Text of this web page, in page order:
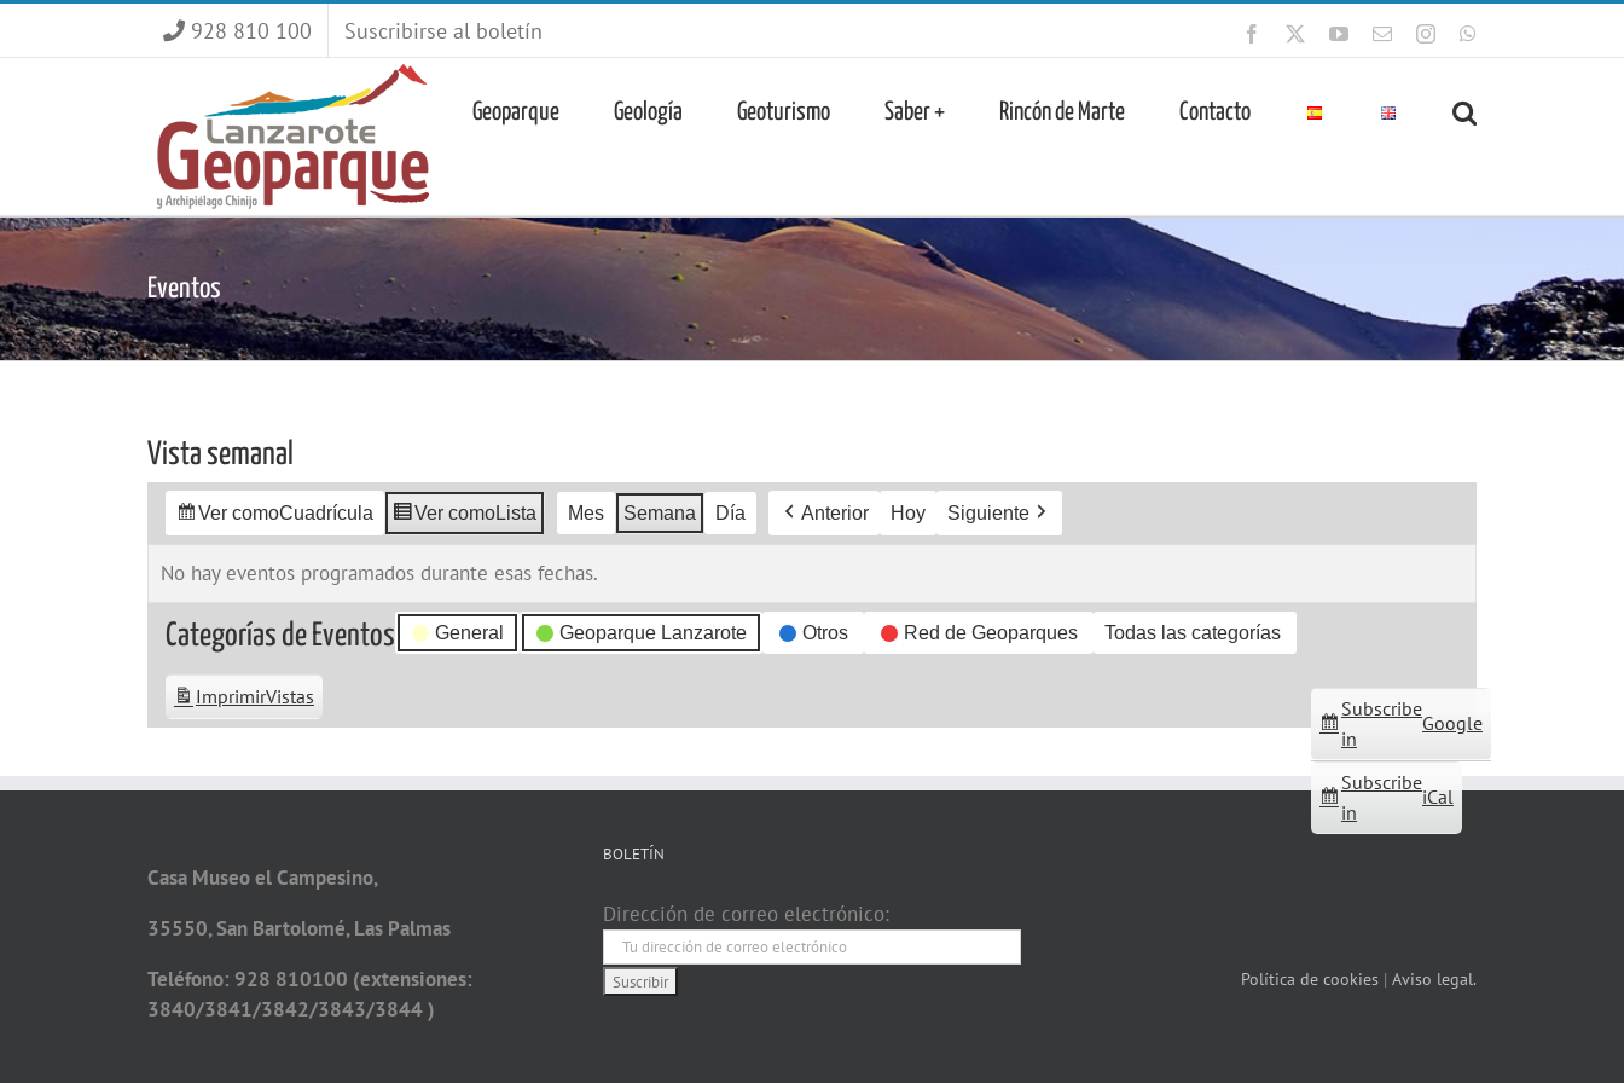
928 810 100 Suscribirse al boletín Facebook YouTube
CorreoInstagram
Geoparque Geología Geoturismo Saber + Rincón de Marte Contacto
Eventos
Vista semanal
Ver comoCuadrícula Ver comoLista Mes Semana Día Anterior Hoy Siguiente
No hay eventos programados durante esas fechas.
Categorías de Eventos General Geoparque Lanzarote Otros Red de Geoparques Todas las categorías
Subscribe
in
Google
Subscribe
in
iCal
ImprimirVistas
Casa Museo el Campesino,
35550, San Bartolomé, Las Palmas
Teléfono: 928 810100 (extensiones:
3840/3841/3842/3843/3844 )
BOLETÍN
Dirección de correo electrónico:
Política de cookies | Aviso legal.